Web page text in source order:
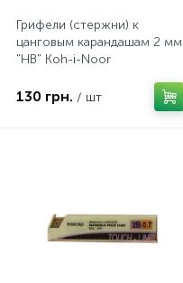
Грифели (стержни) к
цанговым карандашам 2 мм
"НВ" Koh-i-Noor
130 грн. / шт